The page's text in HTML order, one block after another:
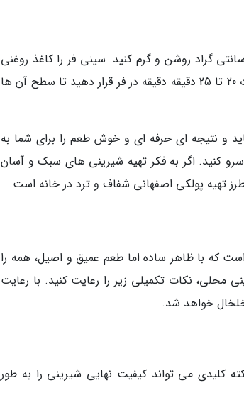
از طرز تهیه چای چورگی باید فر را با دمای 180 درجه سانتی گراد روشن و گرم کنید. سینی فر را کاغذ روغنی
پهن کنید. حال شیرینی ها را منظم در سینی فر بچینید. سینی را به مدت 20 تا 25 دقیقه دقیقه در فر قرار دهید تا سطح آن ها
و نتیجه ای حرفه ای و خوش طعم را برای شما به
سرو کنید. اگر به فکر تهیه شیرینی های سبک و آسان
تهیه پولکی اصفهانی شفاف و ترد در خانه است.
که با ظاهر ساده اما طعم عمیق و اصیل، همه را
نکات تکمیلی زیر را رعایت کنید. با رعایت
خواهد شد.
کلیدی می تواند کیفیت نهایی شیرینی را به طور